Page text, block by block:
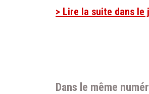
> Lire la suite dans le
Dans le même